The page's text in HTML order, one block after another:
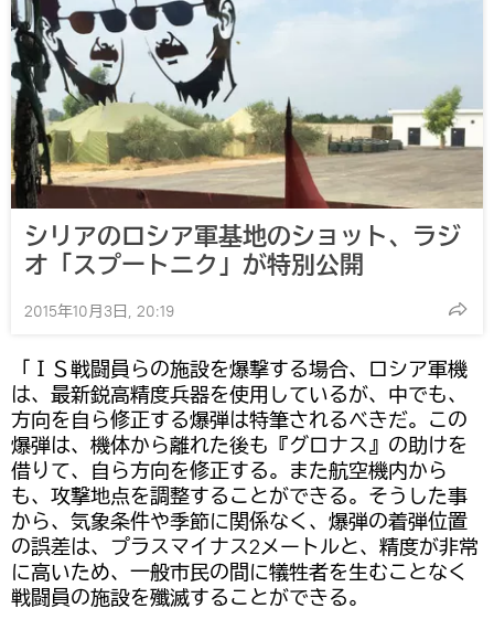
シリアのロシア軍基地のショット、ラジ
オ「スプートニク」が特別公開
2015年10月3日, 20:19
「ＩＳ戦闘員らの施設を爆撃する場合、ロシア軍機
は、最新鋭高精度兵器を使用しているが、中でも、
方向を自ら修正する爆弾は特筆されるべきだ。この
爆弾は、機体から離れた後も『グロナス』の助けを
借りて、自ら方向を修正する。また航空機内から
も、攻撃地点を調整することができる。そうした事
から、気象条件や季節に関係なく、爆弾の着弾位置
の誤差は、プラスマイナス2メートルと、精度が非常
に高いため、一般市民の間に犠牲者を生むことなく
戦闘員の施設を殲滅することができる。